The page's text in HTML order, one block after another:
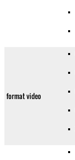
format video